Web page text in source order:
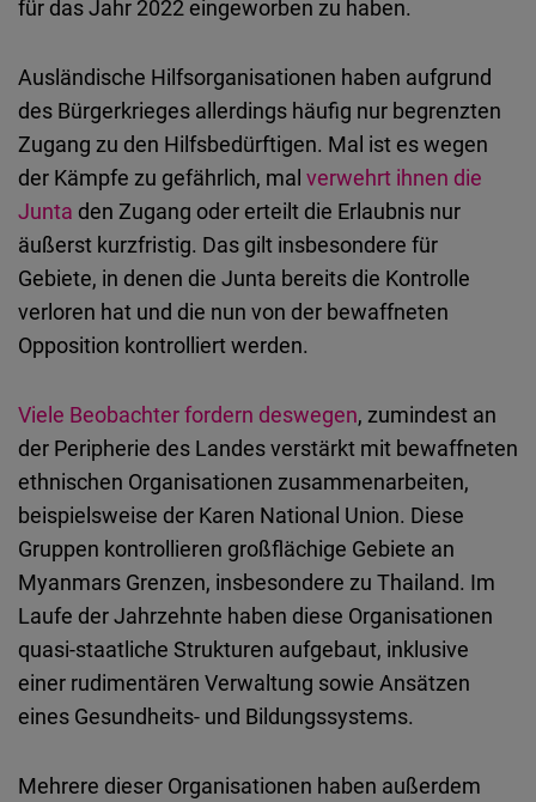
für das Jahr 2022 eingeworben zu haben.
Ausländische Hilfsorganisationen haben aufgrund
des Bürgerkrieges allerdings häufig nur begrenzten
Zugang zu den Hilfsbedürftigen. Mal ist es wegen
der Kämpfe zu gefährlich, mal verwehrt ihnen die
Junta den Zugang oder erteilt die Erlaubnis nur
äußerst kurzfristig. Das gilt insbesondere für
Gebiete, in denen die Junta bereits die Kontrolle
verloren hat und die nun von der bewaffneten
Opposition kontrolliert werden.
Viele Beobachter fordern deswegen, zumindest an
der Peripherie des Landes verstärkt mit bewaffneten
ethnischen Organisationen zusammenarbeiten,
beispielsweise der Karen National Union. Diese
Gruppen kontrollieren großflächige Gebiete an
Myanmars Grenzen, insbesondere zu Thailand. Im
Laufe der Jahrzehnte haben diese Organisationen
quasi-staatliche Strukturen aufgebaut, inklusive
einer rudimentären Verwaltung sowie Ansätzen
eines Gesundheits- und Bildungssystems.
Mehrere dieser Organisationen haben außerdem